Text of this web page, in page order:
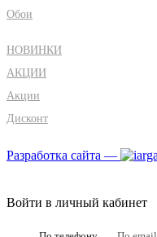
Обои
НОВИНКИ
АКЦИИ
Акции
Дисконт
Разработка сайта —
Войти в личный кабинет